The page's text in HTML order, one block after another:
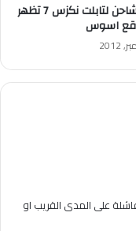
قاعدة شاحن لتابلت نكزس 7 تظهر
اسوس
على المدى القريب او